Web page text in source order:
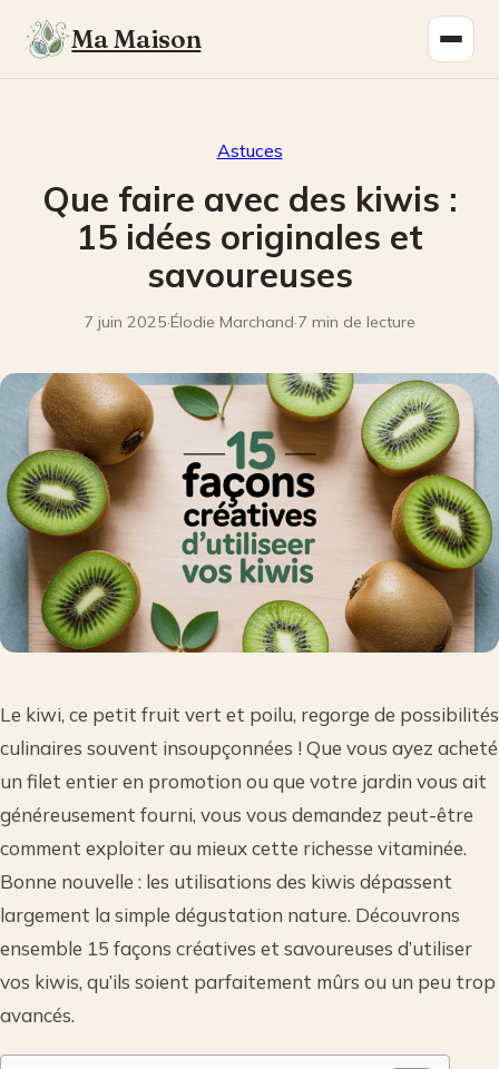
Ma Maison
Astuces
Que faire avec des kiwis :
15 idées originales et
savoureuses
7 juin 2025·Élodie Marchand·7 min de lecture
Le kiwi, ce petit fruit vert et poilu, regorge de possibilités
culinaires souvent insoupçonnées ! Que vous ayez acheté
un filet entier en promotion ou que votre jardin vous ait
généreusement fourni, vous vous demandez peut-être
comment exploiter au mieux cette richesse vitaminée.
Bonne nouvelle : les utilisations des kiwis dépassent
largement la simple dégustation nature. Découvrons
ensemble 15 façons créatives et savoureuses d’utiliser
vos kiwis, qu’ils soient parfaitement mûrs ou un peu trop
avancés.